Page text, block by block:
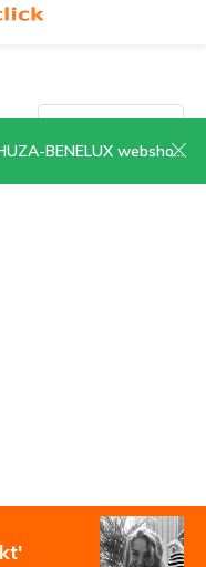
webshop | CLICK HERE NOW!